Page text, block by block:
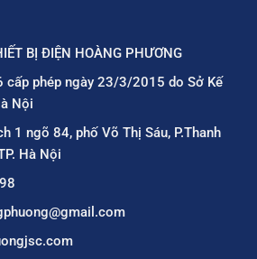
BỊ ĐIỆN HOÀNG PHƯƠNG
phép ngày 23/3/2015 do Sở Kế
Nội
1 ngõ 84, phố Võ Thị Sáu, P.Thanh
Hà Nội